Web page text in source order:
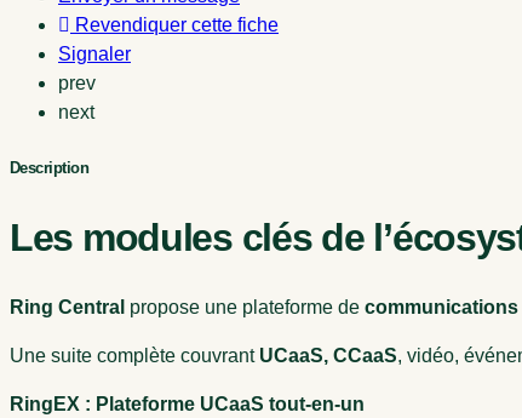
Revendiquer cette fiche
Signaler
prev
next
Description
Les modules clés de
Ring Central propose une plateforme de communications
Une suite complète couvrant UCaaS, CCaaS, vidéo,
RingEX : Plateforme UCaaS tout‑en‑un